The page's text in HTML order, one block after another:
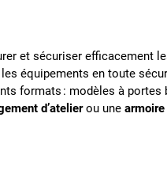
et sécuriser efficacement
équipements en toute
formats : modèles à
d’atelierou une